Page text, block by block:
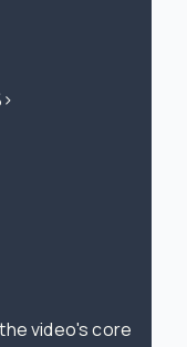
video's core